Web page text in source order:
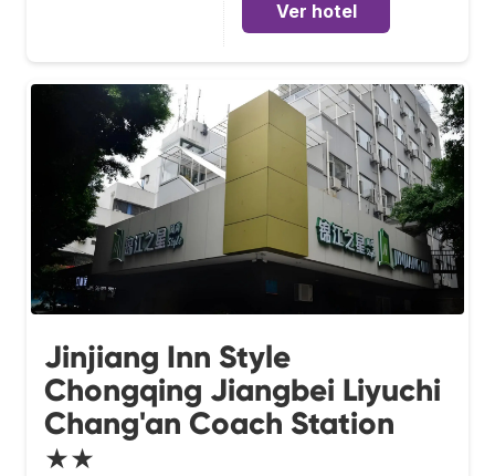
Ver hotel
Jinjiang Inn Style
Chongqing Jiangbei Liyuchi
Chang'an Coach Station
★★